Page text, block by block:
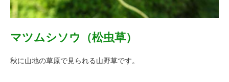
マツムシソウ（松虫草）
秋に山地の草原で見られる山野草です。